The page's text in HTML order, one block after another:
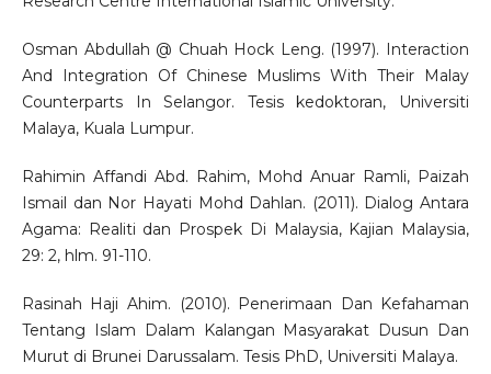
Osman Abdullah @ Chuah Hock Leng. (1997). Interaction
And Integration Of Chinese Muslims With Their Malay
Counterparts In Selangor. Tesis kedoktoran, Universiti
Malaya, Kuala Lumpur.
Rahimin Affandi Abd. Rahim, Mohd Anuar Ramli, Paizah
Ismail dan Nor Hayati Mohd Dahlan. (2011). Dialog Antara
Agama: Realiti dan Prospek Di Malaysia, Kajian Malaysia,
29: 2, hlm. 91-110.
Rasinah Haji Ahim. (2010). Penerimaan Dan Kefahaman
Tentang Islam Dalam Kalangan Masyarakat Dusun Dan
Murut di Brunei Darussalam. Tesis PhD, Universiti Malaya.